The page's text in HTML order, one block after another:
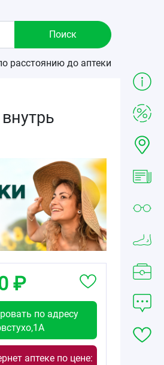
расстоянию до аптеки
₽
по адресу
аптеке по цене: